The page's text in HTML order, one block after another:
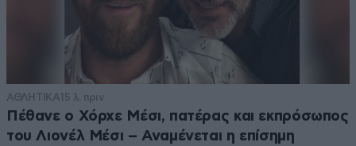
ΑΘΛΗΤΙΚΑ15 λ. πριν
Πέθανε ο Χόρχε Μέσι, πατέρας και εκπρόσωπος
του Λιονέλ Μέσι – Αναμένεται η επίσημη